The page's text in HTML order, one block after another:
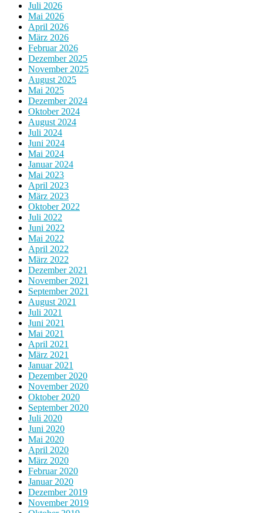
Juli 2026
Mai 2026
April 2026
März 2026
Februar 2026
Dezember 2025
November 2025
August 2025
Mai 2025
Dezember 2024
Oktober 2024
August 2024
Juli 2024
Juni 2024
Mai 2024
Januar 2024
Mai 2023
April 2023
März 2023
Oktober 2022
Juli 2022
Juni 2022
Mai 2022
April 2022
März 2022
Dezember 2021
November 2021
September 2021
August 2021
Juli 2021
Juni 2021
Mai 2021
April 2021
März 2021
Januar 2021
Dezember 2020
November 2020
Oktober 2020
September 2020
Juli 2020
Juni 2020
Mai 2020
April 2020
März 2020
Februar 2020
Januar 2020
Dezember 2019
November 2019